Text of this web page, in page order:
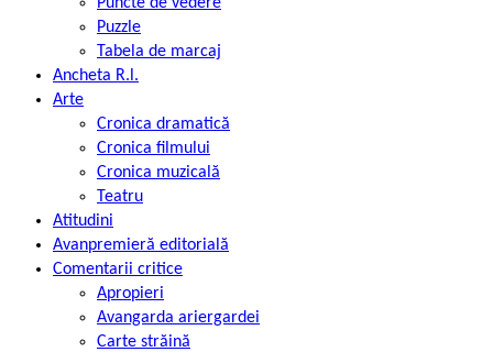
Puzzle
Tabela de marcaj
Ancheta R.l.
Arte
Cronica dramatică
Cronica filmului
Cronica muzicală
Teatru
Atitudini
Avanpremieră editorială
Comentarii critice
Apropieri
Avangarda ariergardei
Carte străină